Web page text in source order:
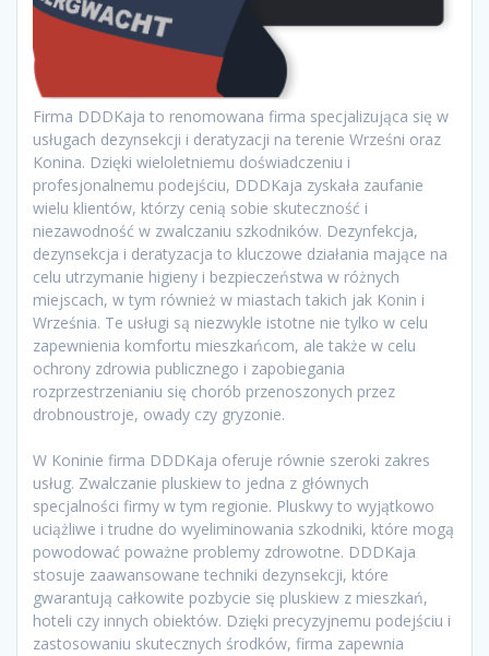
Firma DDDKaja to renomowana firma specjalizująca się w
usługach dezynsekcji i deratyzacji na terenie Wrześni oraz
Konina. Dzięki wieloletniemu doświadczeniu i
profesjonalnemu podejściu, DDDKaja zyskała zaufanie
wielu klientów, którzy cenią sobie skuteczność i
niezawodność w zwalczaniu szkodników. Dezynfekcja,
dezynsekcja i deratyzacja to kluczowe działania mające na
celu utrzymanie higieny i bezpieczeństwa w różnych
miejscach, w tym również w miastach takich jak Konin i
Września. Te usługi są niezwykle istotne nie tylko w celu
zapewnienia komfortu mieszkańcom, ale także w celu
ochrony zdrowia publicznego i zapobiegania
rozprzestrzenianiu się chorób przenoszonych przez
drobnoustroje, owady czy gryzonie.
W Koninie firma DDDKaja oferuje równie szeroki zakres
usług. Zwalczanie pluskiew to jedna z głównych
specjalności firmy w tym regionie. Pluskwy to wyjątkowo
uciążliwe i trudne do wyeliminowania szkodniki, które mogą
powodować poważne problemy zdrowotne. DDDKaja
stosuje zaawansowane techniki dezynsekcji, które
gwarantują całkowite pozbycie się pluskiew z mieszkań,
hoteli czy innych obiektów. Dzięki precyzyjnemu podejściu i
zastosowaniu skutecznych środków, firma zapewnia